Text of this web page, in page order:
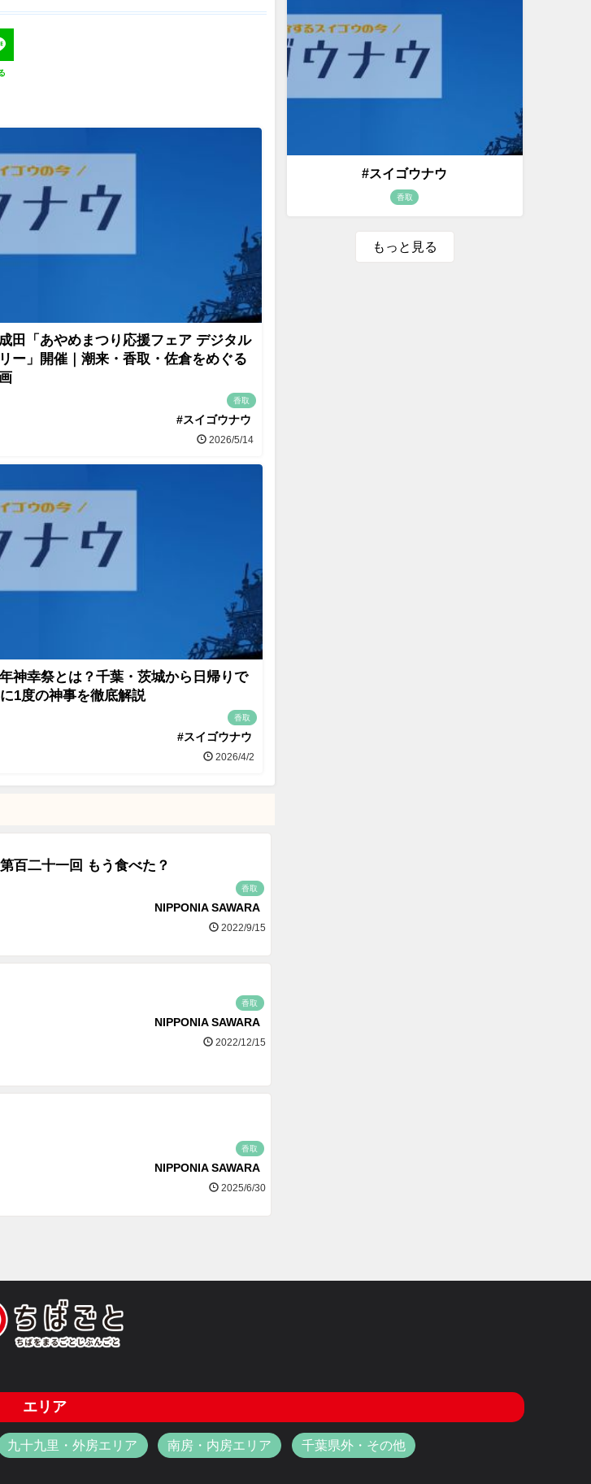
田「あやめまつり応援フェア デジタル
ー」開催｜潮来・香取・佐倉をめぐる
香取
#スイゴウナウ
2026/5/14
神幸祭とは？千葉・茨城から日帰りで
1度の神事を徹底解説
香取
#スイゴウナウ
2026/4/2
百二十一回 もう食べた？
香取
NIPPONIA SAWARA
2022/9/15
香取
NIPPONIA SAWARA
2022/12/15
香取
NIPPONIA SAWARA
2025/6/30
#スイゴウナウ
香取
もっと見る
エリア
九十九里・外房エリア 南房・内房エリア 千葉県外・その他